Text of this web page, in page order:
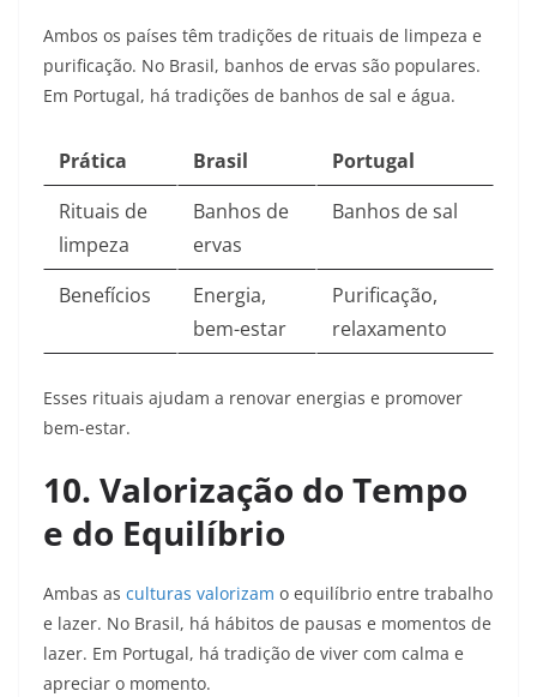
Ambos os países têm tradições de rituais de limpeza e
purificação. No Brasil, banhos de ervas são populares.
Em Portugal, há tradições de banhos de sal e água.
Prática Brasil
Portugal
Rituais de
limpeza
Banhos de
ervas
Banhos de sal
Benefícios
Energia,
bem-estar
Purificação,
relaxamento
Esses rituais ajudam a renovar energias e promover
bem-estar.​
10. Valorização do Tempo
e do Equilíbrio
Ambas as culturas valorizam o equilíbrio entre trabalho
e lazer. No Brasil, há hábitos de pausas e momentos de
lazer. Em Portugal, há tradição de viver com calma e
apreciar o momento.